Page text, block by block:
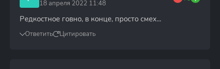
18 апреля 2022 11:48
Редкостное говно, в конце, просто смех...
Ответить Цитировать